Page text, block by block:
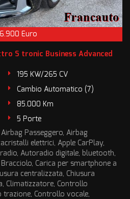
Euro
S tronic Business Advanced
195 KW/265 CV
Cambio Automatico (7)
85.000 Km
5 Porte
Passeggero, Airbag
elettrici, Apple CarPlay,
Autoradio digitale, bluetooth,
Carica per smartphone a
centralizzata, Chiusura
Climatizzatore, Controllo
Controllo vocale,